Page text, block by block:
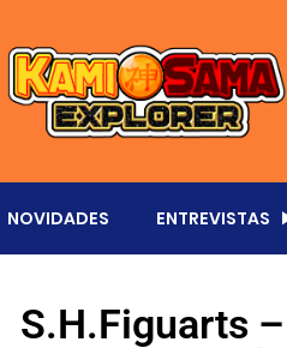
NOVIDADES ENTREVISTAS
S.H.Figuarts